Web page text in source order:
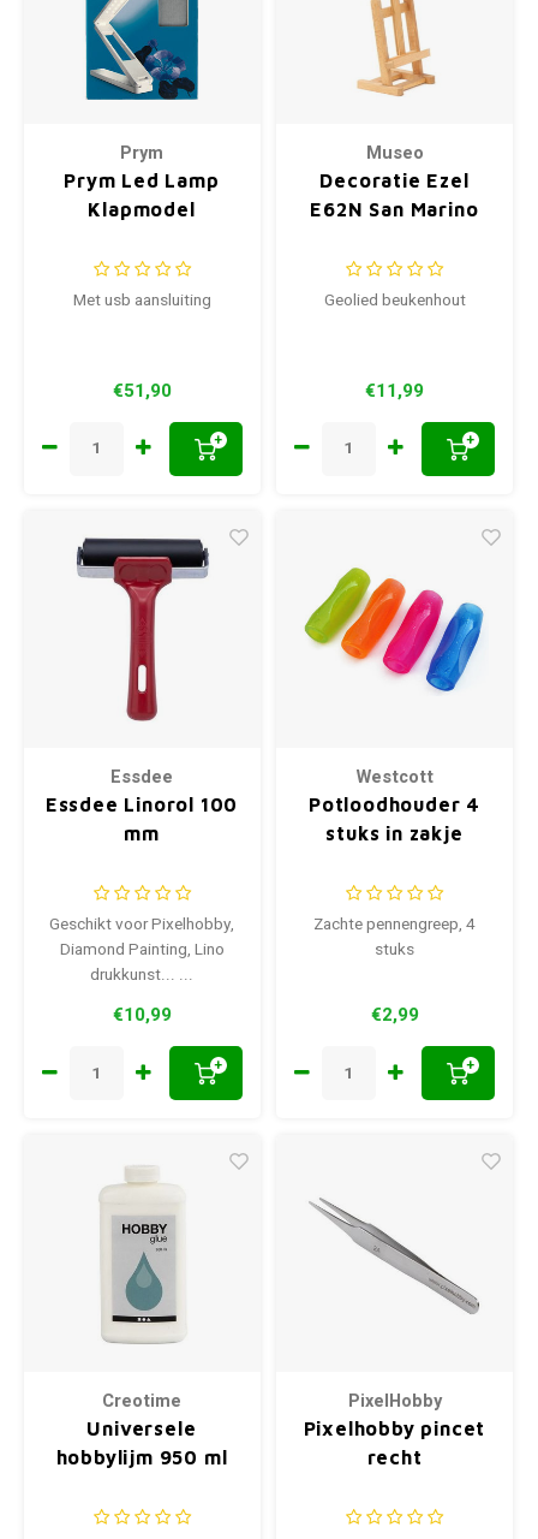
Prym
Prym Led Lamp
Klapmodel
Met usb aansluiting
€51,90
+
Museo
Decoratie Ezel
E62N San Marino
Geolied beukenhout
€11,99
+
Essdee
Essdee Linorol 100
mm
Geschikt voor Pixelhobby,
Diamond Painting, Lino
drukkunst... ...
€10,99
+
Westcott
Potloodhouder 4
stuks in zakje
Zachte pennengreep, 4
stuks
€2,99
+
Creotime
Universele
hobbylijm 950 ml
PixelHobby
Pixelhobby pincet
recht